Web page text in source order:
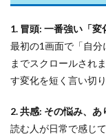
1. 冒頭: 一番強い「
最初の1画面で「自
までスクロールされ
す変化を短く言い切り
2. 共感: その悩み、あ
読む人が日常で感じ